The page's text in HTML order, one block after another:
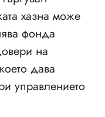
хазна може
фонда
на
дава
управлението